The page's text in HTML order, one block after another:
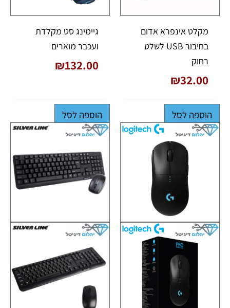
מקלט אינפרא אדום
בחיבור USB לשלט
רחוק
₪32.00
הוספה לסל
גיימינג סט מקלדת
ועכבר מוארים
₪132.00
הוספה לסל